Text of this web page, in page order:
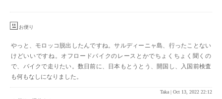
お便り
やっと、モロッコ脱出したんですね。サルディーニャ島、行ったことない
けどいいですね。オフロードバイクのレースとかでちょくちょく聞くの
で、バイクで走りたい。数日前に、日本もとうとう、開国し、入国前検査
も何もなしになりました。
Taka | Oct 13, 2022 22:12